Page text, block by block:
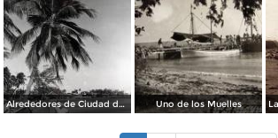
Alrededores de Ciudad del Carmen Uno de los Muelles